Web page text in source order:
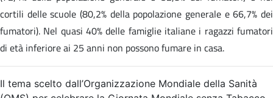
cortili delle scuole (80,2% della popolazione generale e 66,7% dei
fumatori). Nel quasi 40% delle famiglie italiane i ragazzi fumatori
di età inferiore ai 25 anni non possono fumare in casa.
Il tema scelto dall’Organizzazione Mondiale della Sanità